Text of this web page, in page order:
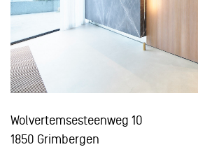
Wolvertemsesteenweg 10
1850 Grimbergen